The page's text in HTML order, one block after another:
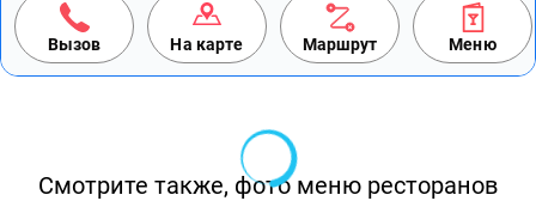
Вызов На карте Маршрут Меню
Смотрите также, фото меню ресторанов